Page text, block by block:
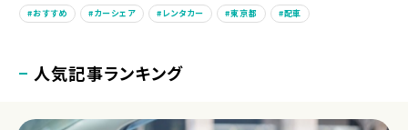
おすすめ カーシェア レンタカー 東京都 配車
人気記事ランキング